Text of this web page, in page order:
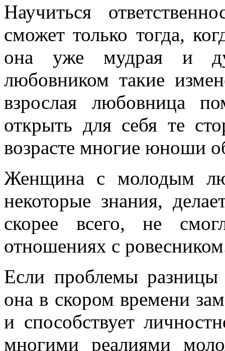
Научиться
сможет только тогда,
она уже мудрая и
любовником такие
взрослая любовница
открыть для себя те
возрасте многие юноши
Женщина с молодым
некоторые знания,
скорее всего, не
отношениях с
Если проблемы разницы
она в скором времени
и способствует
многими реалиями